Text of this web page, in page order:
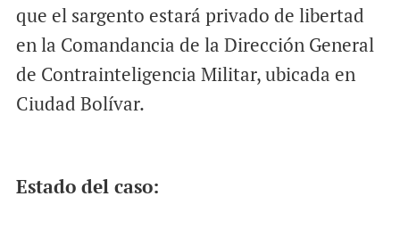
que el sargento estará privado de libertad
en la Comandancia de la Dirección General
de Contrainteligencia Militar, ubicada en
Ciudad Bolívar.
Estado del caso: